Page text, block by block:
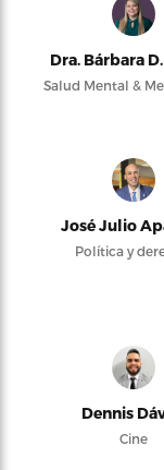
Dra. Bárbara
Salud Mental &
José Julio
Política y
Dennis
Cine